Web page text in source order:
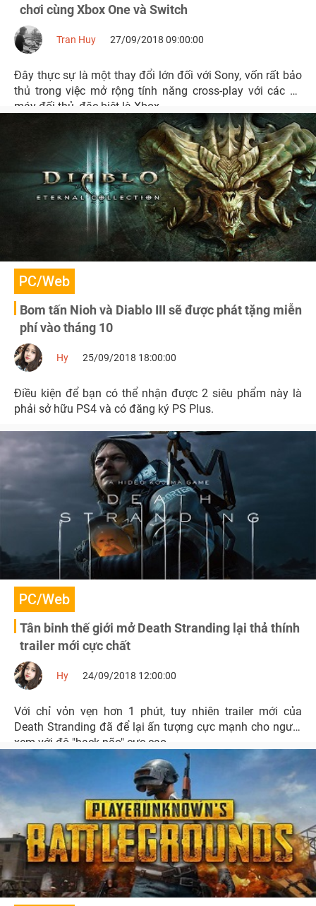
chơi cùng Xbox One và Switch
Tran Huy 27/09/2018 09:00:00
Đây thực sự là một thay đổi lớn đối với Sony, vốn rất bảo
thủ trong việc mở rộng tính năng cross-play với các hệ
máy đối thủ, đặc biệt là Xbox.
PC/Web
Bom tấn Nioh và Diablo III sẽ được phát tặng miễn
phí vào tháng 10
Hy 25/09/2018 18:00:00
Điều kiện để bạn có thể nhận được 2 siêu phẩm này là
phải sở hữu PS4 và có đăng ký PS Plus.
PC/Web
Tân binh thế giới mở Death Stranding lại thả thính
trailer mới cực chất
Hy 24/09/2018 12:00:00
Với chỉ vỏn vẹn hơn 1 phút, tuy nhiên trailer mới của
Death Stranding đã để lại ấn tượng cực mạnh cho người
xem với độ "hack não" cực cao.